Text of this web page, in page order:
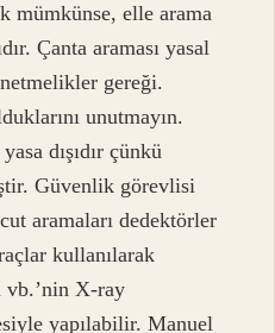
mümkünse, elle arama
Çanta araması yasal
gereği.
unutmayın.
dışıdır çünkü
Güvenlik görevlisi
aramaları dedektörler
kullanılarak
vb.’nin X-ray
yapılabilir. Manuel